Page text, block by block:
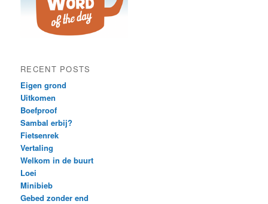
RECENT POSTS
Eigen grond
Uitkomen
Boefproof
Sambal erbij?
Fietsenrek
Vertaling
Welkom in de buurt
Loei
Minibieb
Gebed zonder end